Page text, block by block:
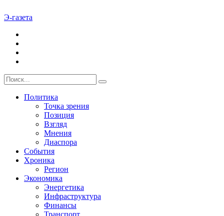
Э-газета
Политика
Точка зрения
Позиция
Взгляд
Мнения
Диаспора
События
Хроника
Регион
Экономика
Энергетика
Инфраструктура
Финансы
Транспорт